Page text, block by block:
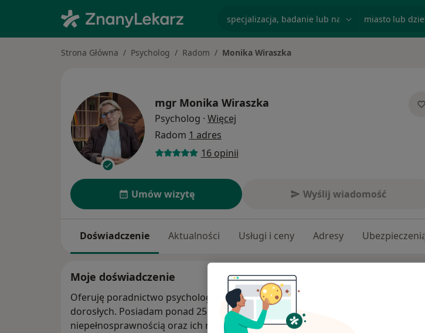
Strona Główna Psycholog Radom Monika Wiraszka
mgr Monika Wiraszka
Psycholog · Więcej
Radom 1 adres
16 opinii
Umów wizytę Wyślij wiadomość
Doświadczenie Aktualności Usługi i ceny Adresy Ubezpieczenia
Moje doświadczenie
Oferuję poradnictwo psychologiczne i pedagogiczne dla dzieci, młodzieży oraz
dorosłych. Posiadam ponad 25 lat doświadczenia w pracy z dziećmi z
niepełnosprawnością oraz ich rodzicami.